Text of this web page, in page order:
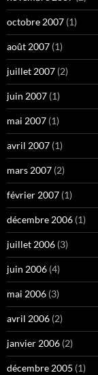
octobre 2007 (1)
août 2007 (1)
juillet 2007 (2)
juin 2007 (1)
mai 2007 (1)
avril 2007 (1)
mars 2007 (2)
février 2007 (1)
décembre 2006 (1)
juillet 2006 (3)
juin 2006 (4)
mai 2006 (3)
avril 2006 (2)
janvier 2006 (2)
décembre 2005 (1)